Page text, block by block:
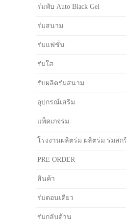
ร่มพับ Auto Black Gel
ร่มสนาม
ร่มแฟชั่น
ร่มใส
รับผลิตร่มสนาม
อุปกรณ์เสริม
แพ็คเกจร่ม
โรงงานผลิตร่ม ผลิตร่ม ร่มสก
PRE ORDER
สินค้า
ร่มตอนเดียว
ร่มกลับด้าน